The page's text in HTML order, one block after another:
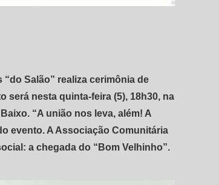
Salão” realiza cerimônia de
será nesta quinta-feira (5), 18h30, na
“A união nos leva, além! A
evento. A Associação Comunitária
a chegada do “Bom Velhinho”.